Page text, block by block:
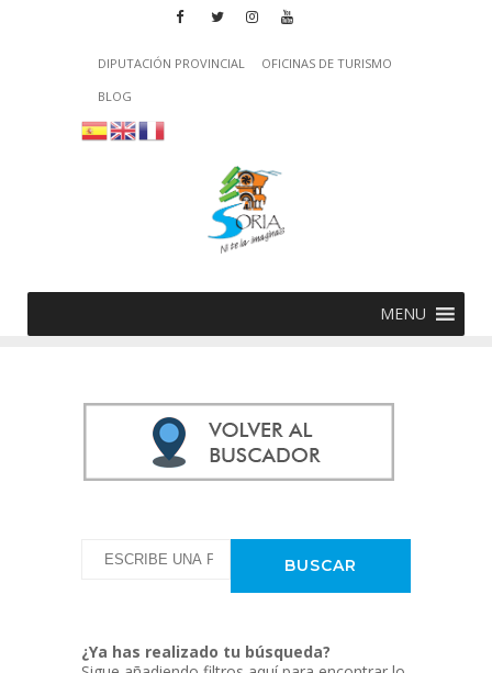
DIPUTACIÓN PROVINCIAL
OFICINAS DE TURISMO
BLOG
MENU
¿Ya has realizado tu búsqueda?